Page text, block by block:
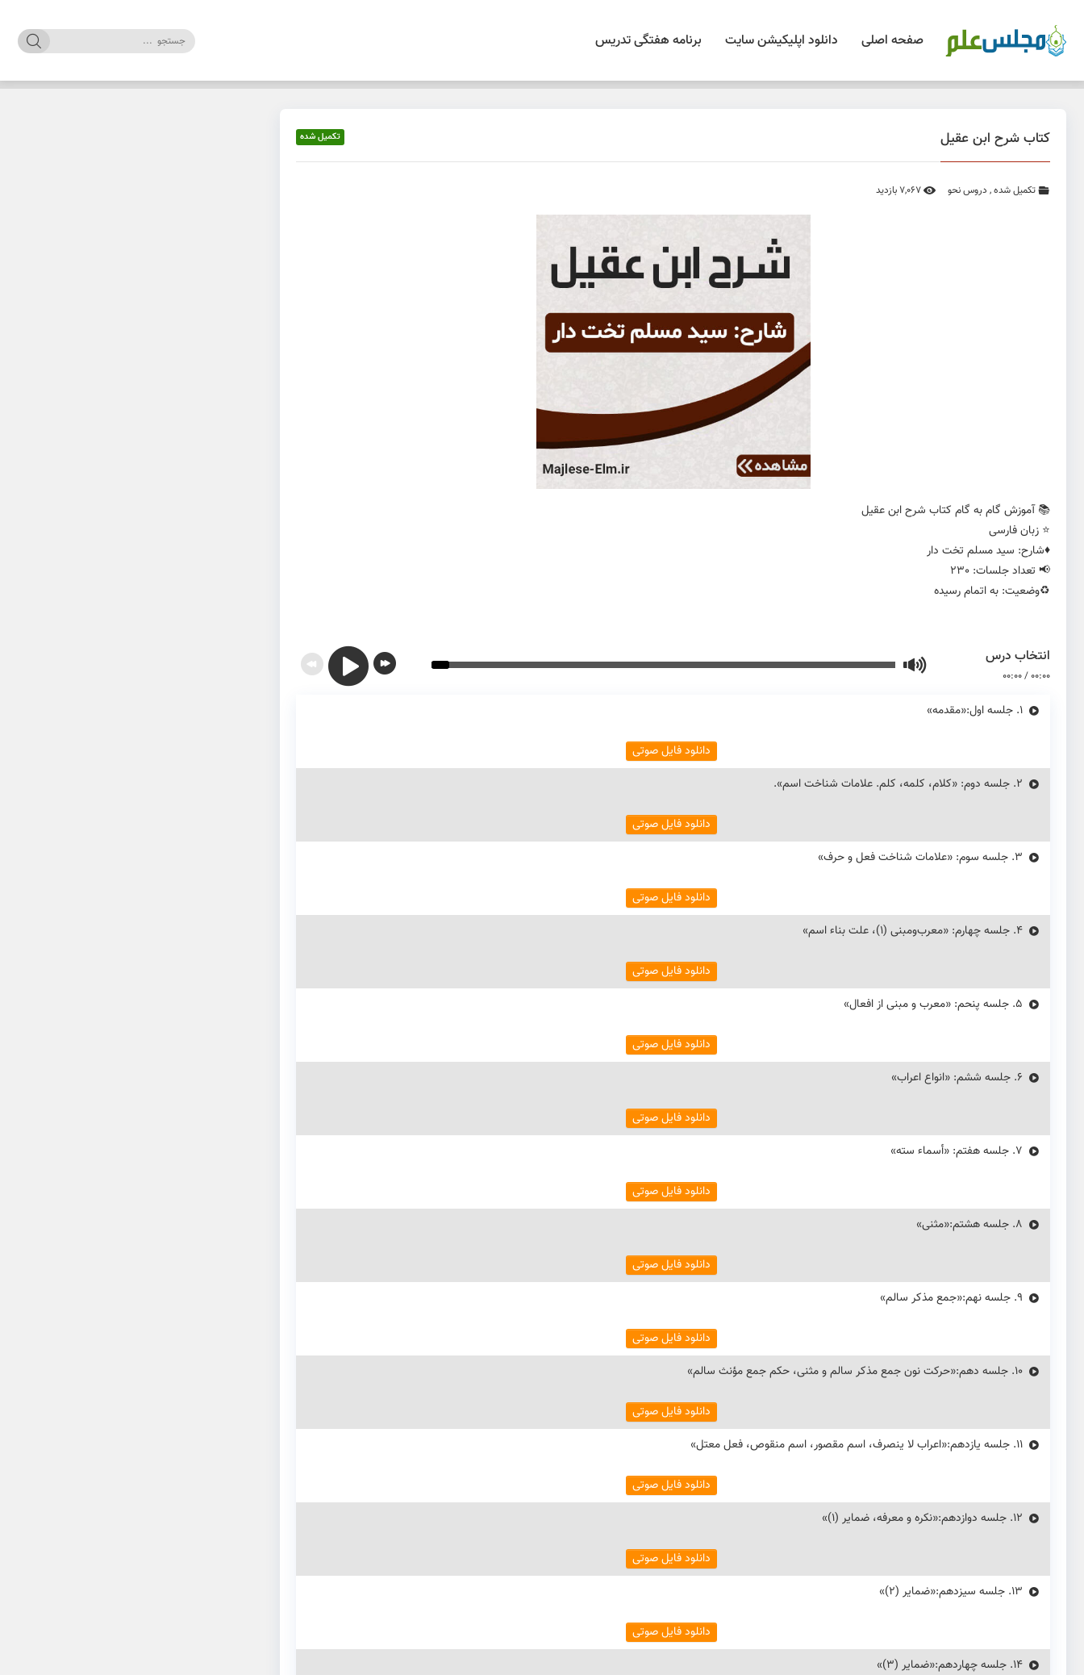
صفحه اصلی دانلود اپلیکیشن سایت برنامه هفتگی تدریس
کتاب شرح ابن عقیل تکمیل شده
تکمیل شده, دروس نحو
📚 آموزش گام به گام کتاب شرح ابن عقیل
⭐️ زبان فارسی
♦️شارح: سید مسلم تخت دار
📢 تعداد جلسات: 230
♻️وضعیت: به اتمام رسیده
انتخاب درس
00:00
/
00:00
1. جلسه اول:«مقدمه»
دانلود فایل صوتی
2. جلسه دوم: «کلام، کلمه، کلم. علامات شناخت اسم».
دانلود فایل صوتی
3. جلسه سوم: «علامات شناخت فعل و حرف»
دانلود فایل صوتی
4. جلسه چهارم: «معرب‌ومبنی (۱)، علت بناء اسم»
دانلود فایل صوتی
5. جلسه پنحم: «معرب‌ و مبنی از افعال»
دانلود فایل صوتی
6. جلسه ششم: «انواع اعراب»
دانلود فایل صوتی
7. جلسه هفتم: «أسماء سته»
دانلود فایل صوتی
8. جلسه هشتم:«مثنی»
دانلود فایل صوتی
9. جلسه نهم:«جمع مذکر سالم»
دانلود فایل صوتی
10. جلسه دهم:«حرکت نون جمع مذکر سالم و مثنی، حکم جمع مؤنث سالم»
دانلود فایل صوتی
11. جلسه یازدهم:«اعراب لا ینصرف، اسم مقصور، اسم منقوص، فعل معتل»
دانلود فایل صوتی
12. جلسه دوازدهم:«نکره و معرفه، ضمایر (۱)»
دانلود فایل صوتی
13. جلسه سیزدهم:«ضمایر (۲)»
دانلود فایل صوتی
14. جلسه چهاردهم:«ضمایر (۳)»